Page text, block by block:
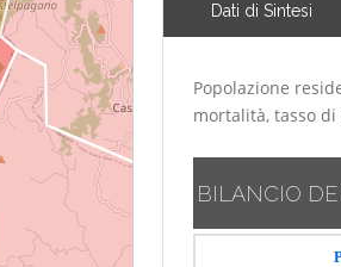
Dati di Sintesi
Popolazione
mortalità, tasso
BILANCIO